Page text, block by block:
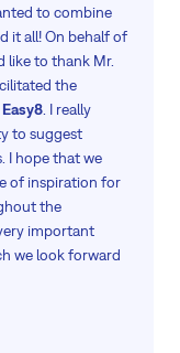
to combine
it all! On behalf of
like to thank Mr.
the
. I really
to suggest
I hope that we
of inspiration for
the
important
we look forward